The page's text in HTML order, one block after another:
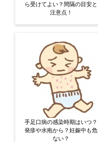
ら受けてよい？間隔の目安と
注意点！
手足口病の感染時期はいつ？
発疹や水疱から？妊娠中も危
ない？